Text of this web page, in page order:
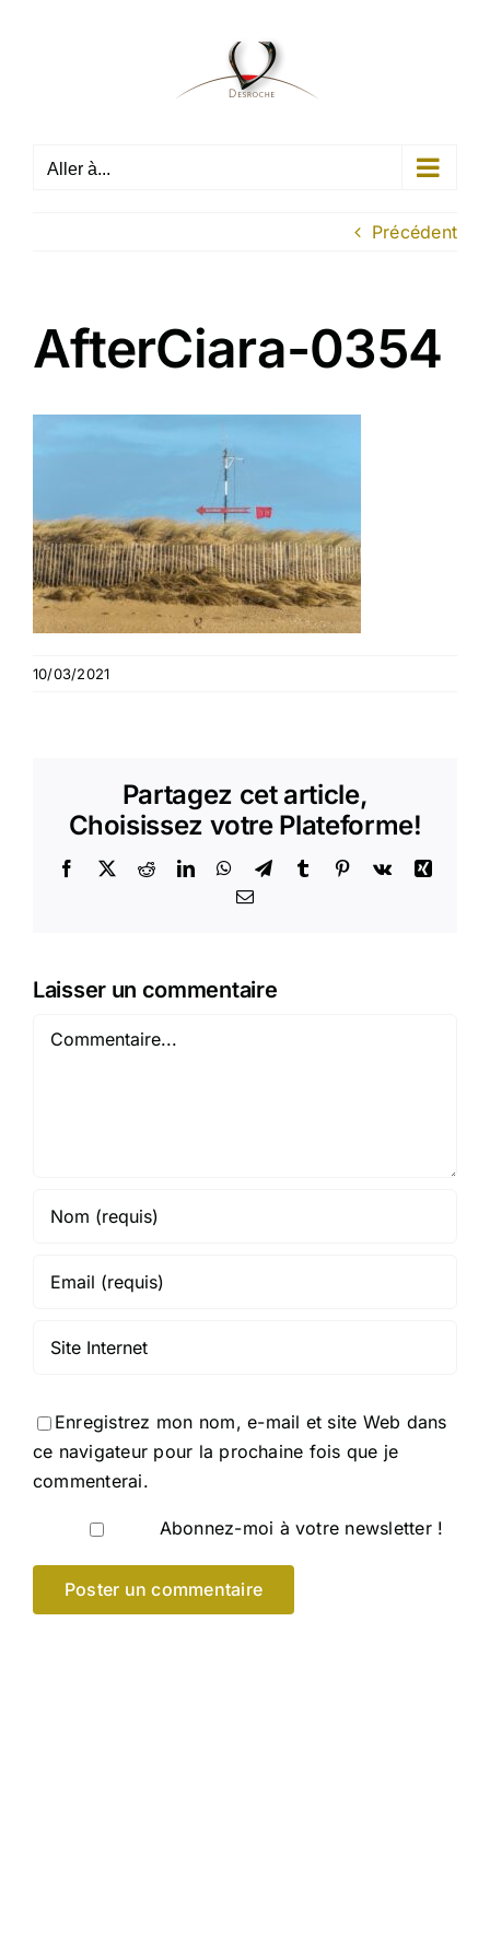
Aller à...
Précédent
AfterCiara-0354
10/03/2021
Partagez cet article,
Choisissez votre Plateforme!
Facebook
X RedditLinkedInWhatsApp
TelegramTumblr Pinterest
Vk
Xing
Email
Laisser un commentaire
Commentaire
Enregistrez mon nom, e-mail et site Web dans
ce navigateur pour la prochaine fois que je
commenterai.
Abonnez-moi à votre newsletter !